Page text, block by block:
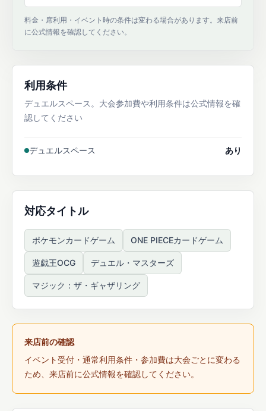
料金・席利用・イベント時の条件は変わる場合があります。来店前
に公式情報を確認してください。
利用条件
デュエルスペース。大会参加費や利用条件は公式情報を確
認してください
デュエルスペース あり
対応タイトル
ポケモンカードゲーム ONE PIECEカードゲーム
遊戯王OCG デュエル・マスターズ
マジック：ザ・ギャザリング
来店前の確認
イベント受付・通常利用条件・参加費は大会ごとに変わる
ため、来店前に公式情報を確認してください。